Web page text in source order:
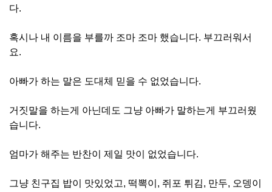
다.
혹시나 내 이름을 부를까 조마 조마 했습니다. 부끄러워서
요.
아빠가 하는 말은 도대체 믿을 수 없었습니다.
거짓말을 하는게 아닌데도 그냥 아빠가 말하는게 부끄러웠
습니다.
엄마가 해주는 반찬이 제일 맛이 없었습니다.
그냥 친구집 밥이 맛있었고, 떡뽁이, 쥐포 튀김, 만두, 오뎅이